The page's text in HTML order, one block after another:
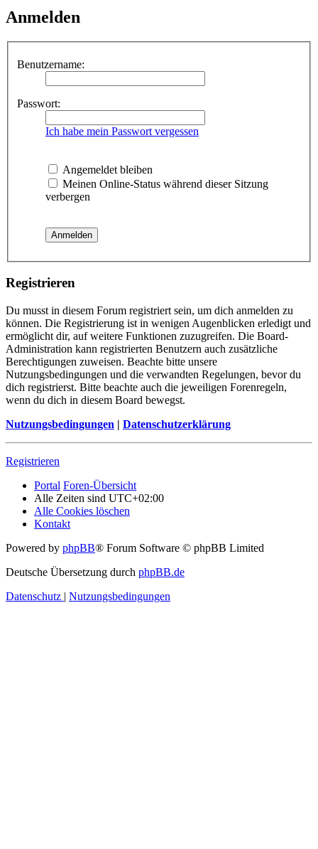
Anmelden
Benutzername:
Passwort:
Ich habe mein Passwort vergessen
Angemeldet bleiben
Meinen Online-Status während dieser Sitzung
verbergen
Registrieren
Du musst in diesem Forum registriert sein, um dich anmelden zu
können. Die Registrierung ist in wenigen Augenblicken erledigt und
ermöglicht dir, auf weitere Funktionen zuzugreifen. Die Board-
Administration kann registrierten Benutzern auch zusätzliche
Berechtigungen zuweisen. Beachte bitte unsere
Nutzungsbedingungen und die verwandten Regelungen, bevor du
dich registrierst. Bitte beachte auch die jeweiligen Forenregeln,
wenn du dich in diesem Board bewegst.
Nutzungsbedingungen | Datenschutzerklärung
Registrieren
Portal Foren-Übersicht
Alle Zeiten sind UTC+02:00
Alle Cookies löschen
Kontakt
Powered by phpBB® Forum Software © phpBB Limited
Deutsche Übersetzung durch phpBB.de
Datenschutz | Nutzungsbedingungen